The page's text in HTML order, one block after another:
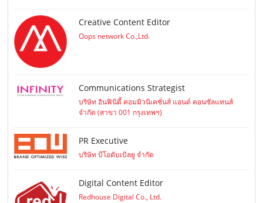
Creative Content Editor
Oops network Co.,Ltd.
Communications Strategist
บริษัท อินฟินิตี้ คอมมิวนิเคชั่นส์ แอนด์ คอนซัลแทนส์
จำกัด (สาขา 001 กรุงเทพฯ)
PR Executive
บริษัท บีโอดับเบิลยู จำกัด
Digital Content Editor
Redhouse Digital Co., Ltd.